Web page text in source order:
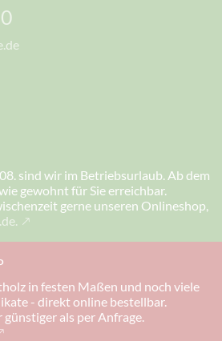
sind wir im Betriebsurlaub. Ab dem
gewohnt für Sie erreichbar.
gerne unseren Onlineshop,
in festen Maßen und noch viele
- direkt online bestellbar.
als per Anfrage.